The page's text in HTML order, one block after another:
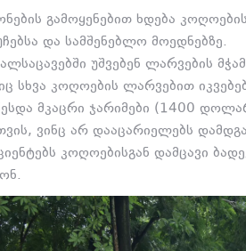
გამოყენებით ხდება
და სამშენებლო მოედნებზე.
უშვებენ ლარვების
კოღოების ლარვებით
მკაცრი ჯარიმები (1400
ვინც არ დააცარიელებს
კოღოებისგან დამცავი